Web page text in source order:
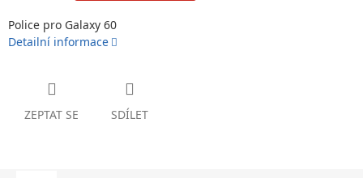
Police pro Galaxy 60
Detailní informace
ZEPTAT SE SDÍLET